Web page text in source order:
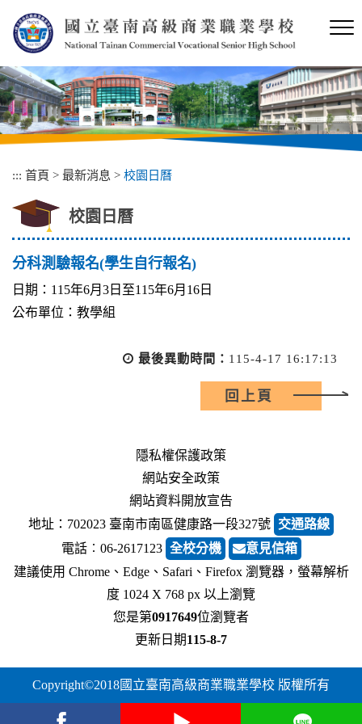
內
容
區
塊
::: 首頁 > 最新消息 > 校園日曆
校園日曆
分科測驗報名(學生自行報名)
日期：115年6月3日至115年6月16日
公布單位：教學組
最後異動時間： 115-4-17 16:17:13
回上頁
隱私權保護政策
網站安全政策
網站資料開放宣告
地址：702023 臺南市南區健康路一段327號 交通路線
電話︰06-2617123 全校分機
意見信箱
建議使用 Chrome、Edge、Safari、Firefox 瀏覽器，螢幕解析
度 1024 X 768 px 以上瀏覽
您是第0917649位瀏覽者
更新日期115-8-7
Copyright©2018國立臺南高級商業職業學校 版權所有